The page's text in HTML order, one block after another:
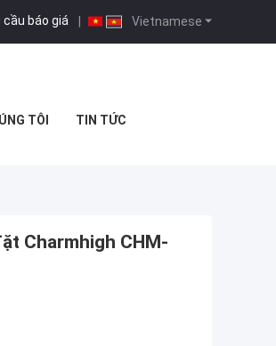
Vietnamese
cầu báo giá |
TÔI TIN TỨC
Charmhigh CHM-